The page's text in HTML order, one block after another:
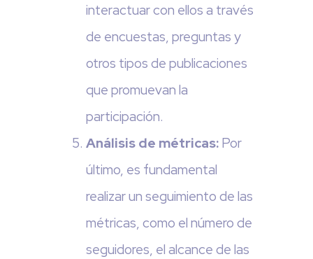
interactuar con ellos a través
de encuestas, preguntas y
otros tipos de publicaciones
que promuevan la
participación.
Análisis de métricas:Por
último, es fundamental
realizar un seguimiento de las
métricas, como el número de
seguidores, el alcance de las